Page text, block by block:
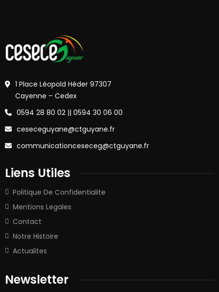
1 Place Léopold Héder 97307
Cayenne – Cedex
0594 28 80 02 || 0594 30 06 00
ceseceguyane@ctguyane.fr
communicationceseceg@ctguyane.fr
Liens Utiles
Politique De Confidentialite
Mentions Legales
Contact
Notre Histoire
Actualites
Newsletter